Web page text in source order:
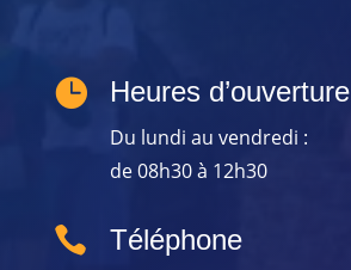
 Heures d’ouverture
Du lundi au vendredi :
de 08h30 à 12h30
 Téléphone